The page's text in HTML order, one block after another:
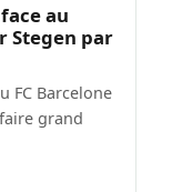
au
Stegen par
FC Barcelone
grand